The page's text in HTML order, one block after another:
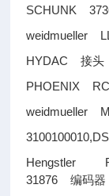
SCHUNK
weidmueller
HYDAC接头
PHOENIX
weidmueller
Hengstler
31876编码器